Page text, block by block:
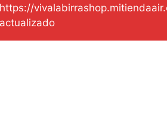
https://
actualizado